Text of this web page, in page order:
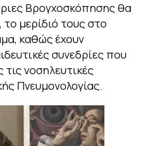
Βρογχοσκόπησης θα
μερίδιό τους στο
καθώς έχουν
συνεδρίες που
νοσηλευτικές
Πνευμονολογίας.